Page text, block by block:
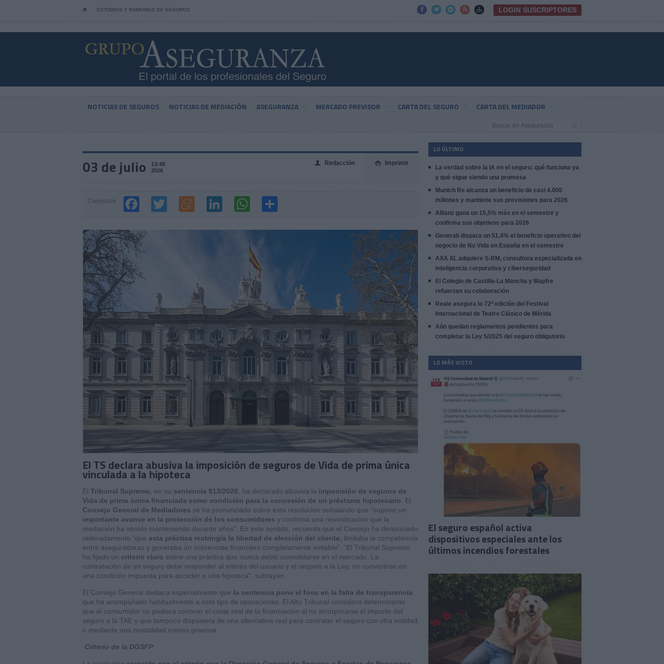
⌂ ESTUDIOS Y RANKINGS DE SEGUROS      LOGIN SUSCRIPTORES
NOTICIAS DE SEGUROS NOTICIAS DE MEDIACIÓN ASEGURANZA MERCADO PREVISOR CARTA DEL SEGURO CARTA DEL MEDIADOR
03 de julio
13:48
2026
 Imprimir
👤 Redacción
El TS declara abusiva la imposición de seguros de Vida de prima única
vinculada a la hipoteca
El Tribunal Supremo , en su sentencia 913/2026 , ha declarado abusiva la imposición de seguros de
Vida de prima única financiada como condición para la concesión de un préstamo hipotecario
El
Consejo General de Mediadores se ha pronunciado sobre esta resolución señalando que "supone un
importante avance en la protección de los consumidores y confirma una reivindicación que la
mediación ha venido manteniendo durante años". En este sentido, recuerda que el Consejo ha denunciado
reiteradamente "que esta práctica restringía la libertad de elección del cliente, limitaba la competencia
entre aseguradoras y generaba un sobrecoste financiero completamente evitable". "El Tribunal Supremo
ha fijado un criterio claro sobre una práctica que nunca debió consolidarse en el mercado. La
contratación de un seguro debe responder al interés del usuario y el respeto a la Ley, no convertirse en
una condición impuesta para acceder a una hipoteca", subrayan.
El Consejo General destaca especialmente que la sentencia pone el foco en la falta de transparencia
que ha acompañado habitualmente a este tipo de operaciones. El Alto Tribunal considera determinante
que el consumidor no pudiera conocer el coste real de la financiación al no incorporarse el importe del
seguro a la TAE y que tampoco dispusiera de una alternativa real para contratar el seguro con otra entidad
o mediante una modalidad menos gravosa.
Criterio de la DGSFP
LO ÚLTIMO
La verdad sobre la IA en el seguro: qué funciona ya
y qué sigue siendo una promesa
Munich Re alcanza un beneficio de casi 4.000
millones y mantiene sus previsiones para 2026
Allianz gana un 15,5% más en el semestre y
confirma sus objetivos para 2026
Generali dispara un 51,4% el beneficio operativo del
negocio de No Vida en España en el semestre
AXA XL adquiere S-RM, consultora especializada en
inteligencia corporativa y ciberseguridad
El Colegio de Castilla-La Mancha y Mapfre
refuerzan su colaboración
Reale asegura la 72ª edición del Festival
Internacional de Teatro Clásico de Mérida
Aún quedan reglamentos pendientes para
completar la Ley 5/2025 del seguro obligatorio
LO MÁS VISTO
El seguro español activa
dispositivos especiales ante los
últimos incendios forestales